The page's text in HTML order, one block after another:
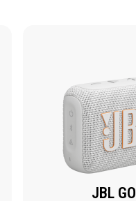
JBL